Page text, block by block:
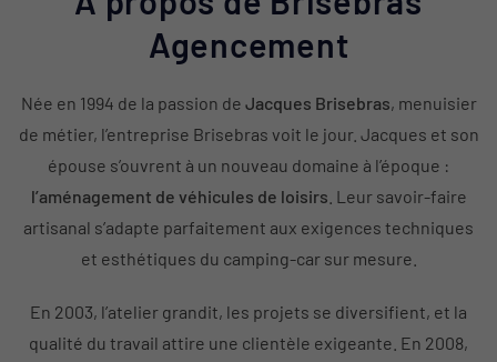
Agencement
Née en 1994 de la passion de Jacques Brisebras, menuisier
de métier, l’entreprise Brisebras voit le jour. Jacques et son
épouse s’ouvrent à un nouveau domaine à l’époque :
l’aménagement de véhicules de loisirs . Leur savoir-faire
artisanal s’adapte parfaitement aux exigences techniques
et esthétiques du camping-car sur mesure.
En 2003, l’atelier grandit, les projets se diversifient, et la
qualité du travail attire une clientèle exigeante. En 2008,